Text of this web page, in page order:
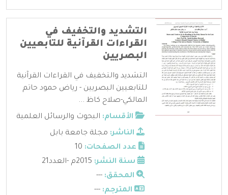
التشديد والتخفيف في
القراءات القرآنية للتابعيين
البصريين
التشديد والتخفيف في القراءات القرآنية
للتابعيين البصريين - رياض حمود حاتم
المالكي-صلاح كاظ ...
الأقسام: البحوث والرسائل العلمية
الناشر: مجلة جامعة بابل
عدد الصفحات:
سنة النشر:
المحقق: ---
المترجم: ---